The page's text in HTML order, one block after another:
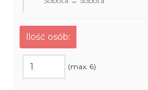
Ilość osób:
(max. 6)